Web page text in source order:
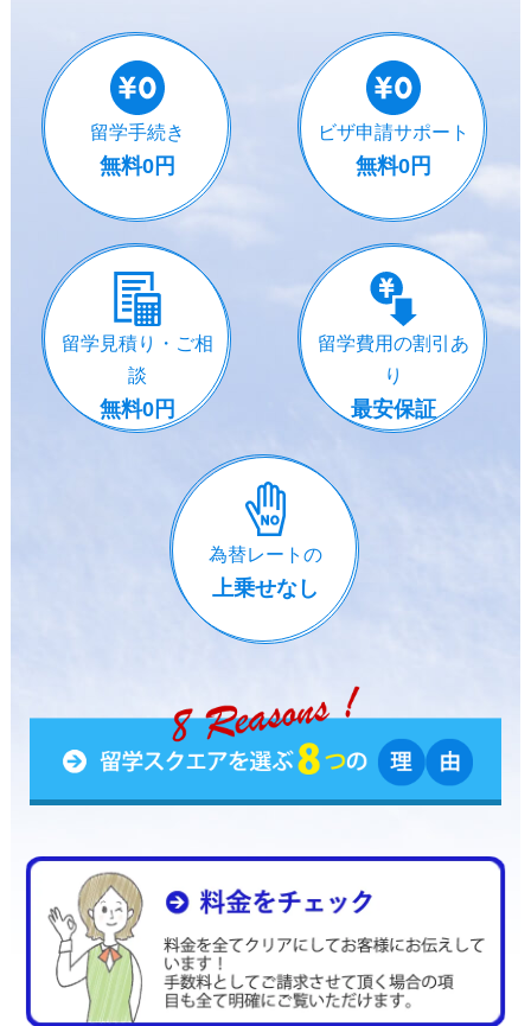
留学手続き
無料0円
ビザ申請サポート
無料0円
留学見積り・ご相
談
無料0円
留学費用の割引あ
り
最安保証
為替レートの
上乗せなし